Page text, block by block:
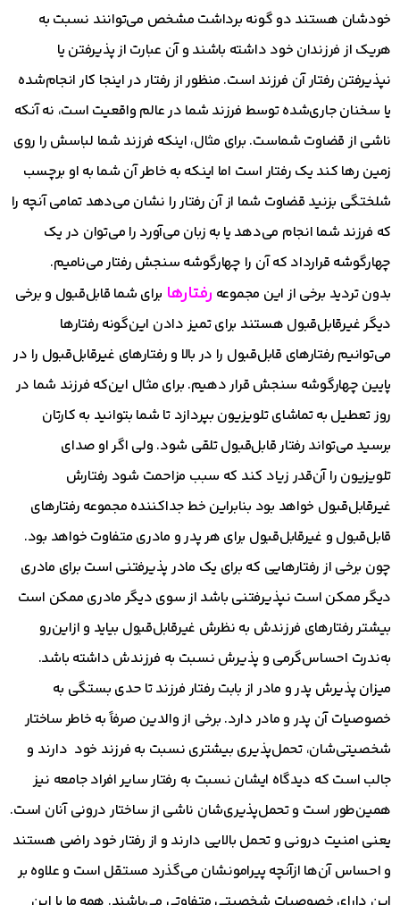
خودشان هستند دو گونه برداشت مشخص می‌توانند نسبت به
هریک از فرزندان خود داشته باشند و آن عبارت از پذیرفتن یا
نپذیرفتن رفتار آن فرزند است. منظور از رفتار در اینجا کار انجام‌شده
یا سخنان جاری‌شده توسط فرزند شما در عالم واقعیت است، نه آنکه
ناشی از قضاوت شماست. برای مثال، اینکه فرزند شما لباسش را روی
زمین رها کند یک رفتار است اما اینکه به خاطر آن شما به او برچسب
شلختگی بزنید قضاوت شما از آن رفتار را نشان می‌دهد تمامی آنچه را
که فرزند شما انجام می‌دهد یا به زبان می‌آورد را می‌توان در یک
چهارگوشه قرارداد که آن را چهارگوشه سنجش رفتار می‌نامیم.
بدون تردید برخی از این مجموعه رفتارها برای شما قابل‌قبول و برخی
دیگر غیرقابل‌قبول هستند برای تمیز دادن این‌گونه رفتارها
می‌توانیم رفتارهای قابل‌قبول را در بالا و رفتارهای غیرقابل‌قبول را در
پایین چهارگوشه سنجش قرار دهیم. برای مثال این‌که فرزند شما در
روز تعطیل به تماشای تلویزیون بپردازد تا شما بتوانید به کارتان
برسید می‌تواند رفتار قابل‌قبول تلقی شود. ولی اگر او صدای
تلویزیون را آن‌قدر زیاد کند که سبب مزاحمت شود رفتارش
غیرقابل‌قبول خواهد بود بنابراین خط جداکننده مجموعه رفتارهای
قابل‌قبول و غیرقابل‌قبول برای هر پدر و مادری متفاوت خواهد بود.
چون برخی از رفتارهایی که برای یک مادر پذیرفتنی است برای مادری
دیگر ممکن است نپذیرفتنی باشد از سوی دیگر مادری ممکن است
بیشتر رفتارهای فرزندش به نظرش غیرقابل‌قبول بیاید و ازاین‌رو
به‌ندرت احساس‌گرمی و پذیرش نسبت به فرزندش داشته باشد.
میزان پذیرش پدر و مادر از بابت رفتار فرزند تا حدی بستگی به
خصوصیات آن پدر و مادر دارد. برخی از والدین صرفاً به خاطر ساختار
شخصیتی‌شان، تحمل‌پذیری بیشتری نسبت به فرزند خود دارند و
جالب است که دیدگاه ایشان نسبت به رفتار سایر افراد جامعه نیز
همین‌طور است و تحمل‌پذیری‌شان ناشی از ساختار درونی آنان است.
یعنی امنیت درونی و تحمل بالایی دارند و از رفتار خود راضی هستند
و احساس آن‌ها ازآنچه پیرامونشان می‌گذرد مستقل است و علاوه بر